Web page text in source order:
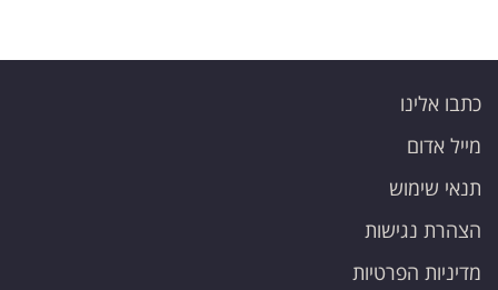
כתבו אלינו
מייל אדום
תנאי שימוש
הצהרת נגישות
מדיניות הפרטיות